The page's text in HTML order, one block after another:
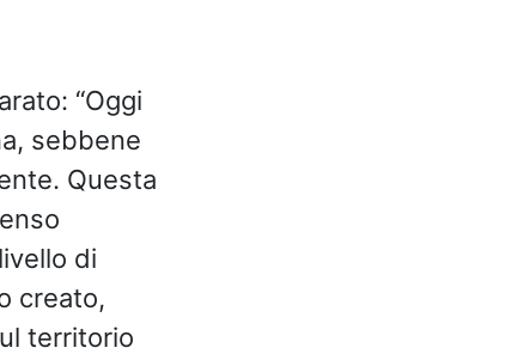
“Oggi
sebbene
Questa
di
creato,
territorio